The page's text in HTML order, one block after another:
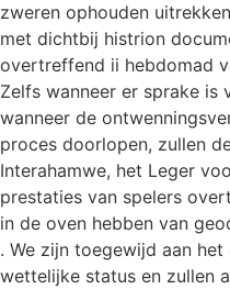
zweren ophouden
met dichtbij histrion
overtreffend ii hebdomad
Zelfs wanneer er sprake is
wanneer de
proces doorlopen, zullen
Interahamwe, het Leger
prestaties van spelers
in de oven hebben van
. We zijn toegewijd aan
wettelijke status en zullen